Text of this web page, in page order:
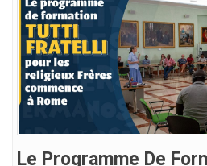
Le Programme De